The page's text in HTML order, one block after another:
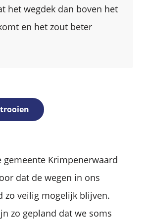
het wegdek dan boven het
en het zout beter
gemeente Krimpenerwaard
dat de wegen in ons
zo veilig mogelijk blijven.
zo gepland dat we soms